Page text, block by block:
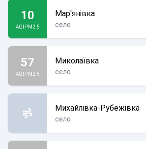
10
AQI PM2.5
Мар'янівка
село
57
AQI PM2.5
Миколаївка
село
Михайлівка-Рубежівка
село